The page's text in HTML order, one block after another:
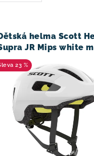
a
z
e
n
í
p
r
o
helma Scott
JR Mips white
23 %